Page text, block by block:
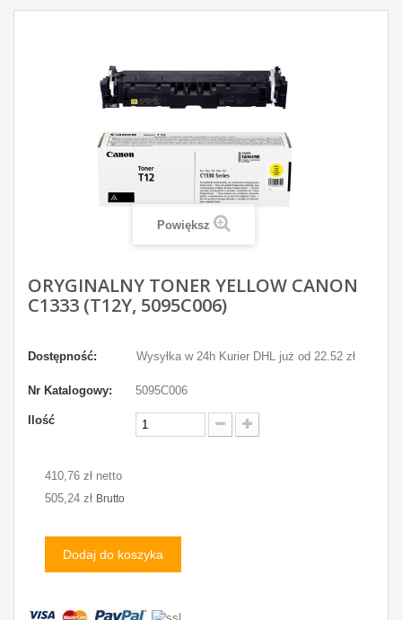
Powiększ
ORYGINALNY TONER YELLOW CANON
C1333 (T12Y, 5095C006)
Dostępność: Wysyłka w 24h Kurier DHL już od 22.52 zł
Nr Katalogowy: 5095C006
Ilość
410,76 zł netto
505,24 zł Brutto
Dodaj do koszyka